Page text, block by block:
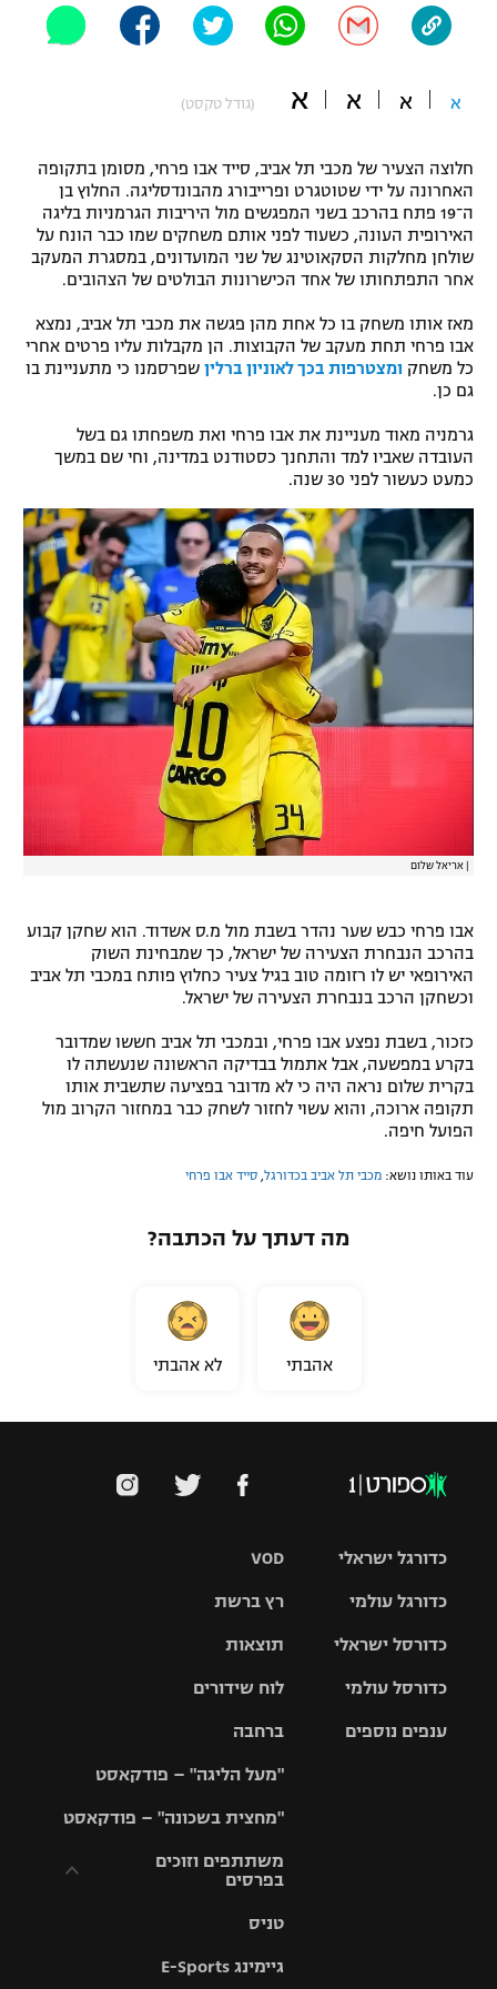
"מחצית בשכונה" – פודקאסט
משתתפים וזוכים בפרסים
תקנון משתתפים וזוכים בפרסים
תקנון עבור פעילות אלקטרה
תקנון עבור פעילות ספורט 1 – "מרלן"
טניס
גיימינג E-Sports
תנאי שימוש
תקנון פעילות ספורט 1
רשיון להקרנה פומבית לבית עסק
הצטרפות לחבילת הערוצים
לוח דרושים – ג'ובנט
אופניים
ספורט מוטורי
פוטבול אמריקאי NFL
בייסבול MLB
ספורט אתגרי ואקסטרים
אומנויות לחימה
א א א א (גודל טקסט)
חלוצה הצעיר של מכבי תל אביב, סייד אבו פרחי, מסומן בתקופה
האחרונה על ידי שטוטגרט ופרייבורג מהבונדסליגה. החלוץ בן
ה־19 פתח בהרכב בשני המפגשים מול היריבות הגרמניות בליגה
האירופית העונה, כשעוד לפני אותם משחקים שמו כבר הונח על
שולחן מחלקות הסקאוטינג של שני המועדונים, במסגרת המעקב
אחר התפתחותו של אחד הכישרונות הבולטים של הצהובים.
מאז אותו משחק בו כל אחת מהן פגשה את מכבי תל אביב, נמצא
אבו פרחי תחת מעקב של הקבוצות. הן מקבלות עליו פרטים אחרי
כל משחק ומצטרפות בכך לאוניון ברלין שפרסמנו כי מתעניינת בו
גם כן.
גרמניה מאוד מעניינת את אבו פרחי ואת משפחתו גם בשל
העובדה שאביו למד והתחנך כסטודנט במדינה, וחי שם במשך
כמעט כעשור לפני 30 שנה.
אריאל שלום
אבו פרחי כבש שער נהדר בשבת מול מ.ס אשדוד. הוא שחקן קבוע
בהרכב הנבחרת הצעירה של ישראל, כך שמבחינת השוק
האירופאי יש לו רזומה טוב בגיל צעיר כחלוץ פותח במכבי תל אביב
וכשחקן הרכב בנבחרת הצעירה של ישראל.
כזכור, בשבת נפצע אבו פרחי, ובמכבי תל אביב חששו שמדובר
בקרע במפשעה, אבל אתמול בבדיקה הראשונה שנעשתה לו
בקרית שלום נראה היה כי לא מדובר בפציעה שתשבית אותו
תקופה ארוכה, והוא עשוי לחזור לשחק כבר במחזור הקרוב מול
הפועל חיפה.
עוד באותו נושא: מכבי תל אביב בכדורגל סייד אבו פרחי
מה דעתך על הכתבה?
אהבתי לא אהבתי
VOD
רץ ברשת
תוצאות
לוח שידורים
ברחבה
"מעל הליגה" – פודקאסט
"מחצית בשכונה" – פודקאסט
משתתפים וזוכים
בפרסים
וזוכים בפרסים
טניס
גיימינג E-Sports
כדורגל ישראלי
גביע הטוטו
כדורגל עולמי
האלופות
ליגה
כדורסל ישראלי
סל
כדורסל עולמי
ענפים נוספים